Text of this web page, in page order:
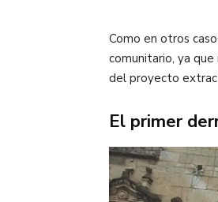
Como en otros
comunitario, ya
del proyecto
El primer